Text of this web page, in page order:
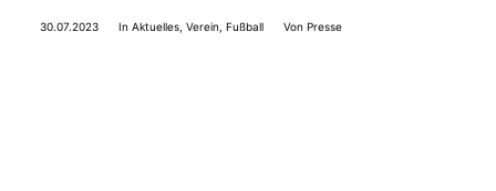
30.07.2023 In Aktuelles Verein Fußball Von Presse